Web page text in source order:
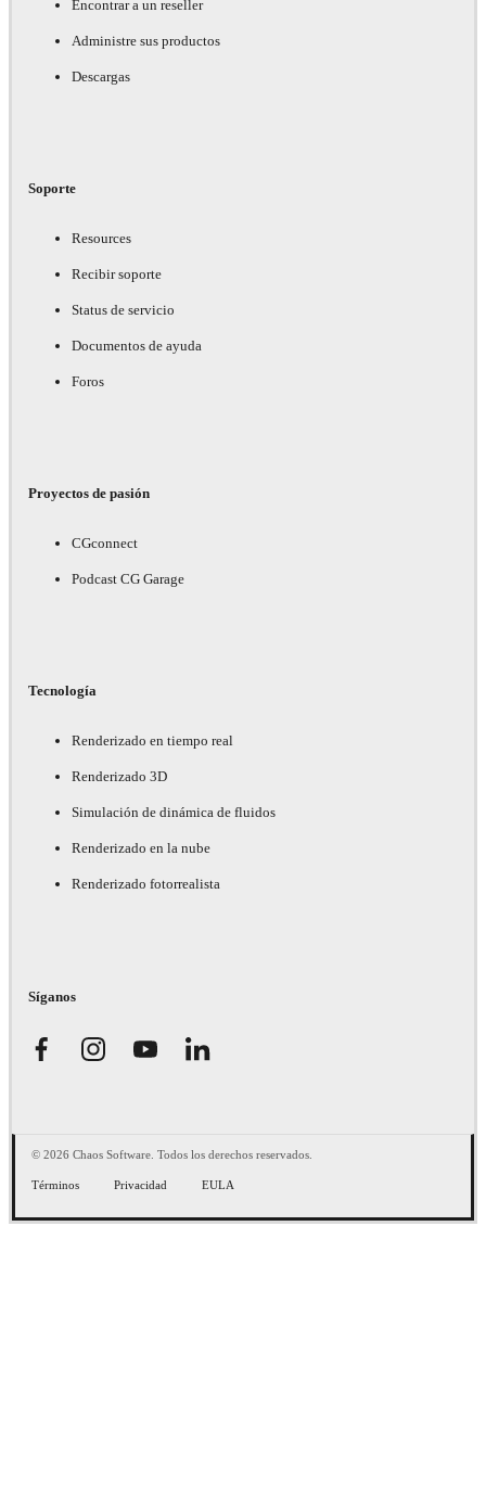
Encontrar a un reseller
Administre sus productos
Descargas
Soporte
Resources
Recibir soporte
Status de servicio
Documentos de ayuda
Foros
Proyectos de pasión
CGconnect
Podcast CG Garage
Tecnología
Renderizado en tiempo real
Renderizado 3D
Simulación de dinámica de fluidos
Renderizado en la nube
Renderizado fotorrealista
Síganos
© 2026 Chaos Software. Todos los derechos reservados.
Términos Privacidad EULA